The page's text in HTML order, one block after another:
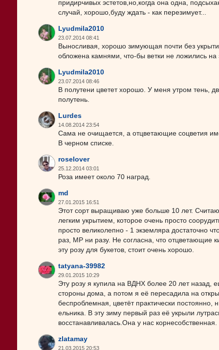
придирчивых эстетов,но,когда она одна,
случай, хорошо,буду ждать - как перезимует...
Lyudmila2010
23.07.2014 08:41
Выносливая, хорошо зимующая почти без
обложена камнями, что-бы ветки не ложились
Lyudmila2010
23.07.2014 08:46
В полутени цветет хорошо. У меня утром тень,
полутень.
Lurdes
14.08.2014 23:54
Сама не очищается, а отцветающие соцветия
В черном списке.
roselover
25.12.2014 03:01
Роза имеет около 70 наград.
md
27.01.2015 16:51
Этот сорт выращиваю уже больше 10 лет.
легким укрытием, которое очень просто
просто великолепно - 1 экземляра достаточно
раз, МР ни разу. Не согласна, что отцветающие
эту розу для букетов, стоит очень хорошо.
tatyana-39982
29.01.2015 10:29
Эту розу я купила на ВДНХ более 20 лет назад,
стороны дома, а потом я её пересадила на
беспроблемная, цветёт практически
ельника. В эту зиму первый раз её укрыли
восстанавливалась.Она у нас
zlatamay
21.03.2015 20:53